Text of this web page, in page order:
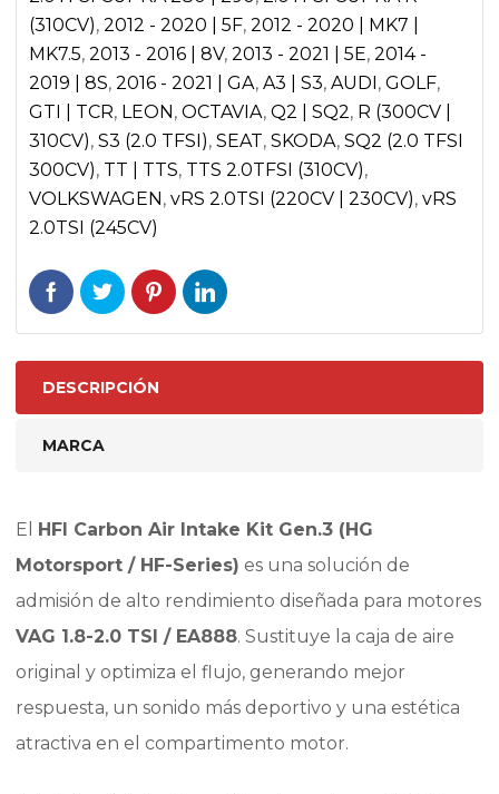
(310CV), 2012 - 2020 | 5F, 2012 - 2020 | MK7 |
MK7.5, 2013 - 2016 | 8V, 2013 - 2021 | 5E, 2014 -
2019 | 8S, 2016 - 2021 | GA, A3 | S3, AUDI , GOLF,
GTI | TCR, LEON , OCTAVIA, Q2 | SQ2, R (300CV |
310CV), S3 (2.0 TFSI), SEAT, SKODA, SQ2 (2.0 TFSI
300CV), TT | TTS, TTS 2.0TFSI (310CV),
VOLKSWAGEN , vRS 2.0TSI (220CV | 230CV), vRS
2.0TSI (245CV)
DESCRIPCIÓN
MARCA
El
HFI Carbon Air Intake Kit Gen.3 (HG
Motorsport / HF-Series) es una solución de
admisión de alto rendimiento diseñada para motores
VAG 1.8-2.0 TSI / EA888. Sustituye la caja de aire
original y optimiza el flujo, generando mejor
respuesta, un sonido más deportivo y una estética
atractiva en el compartimento motor.